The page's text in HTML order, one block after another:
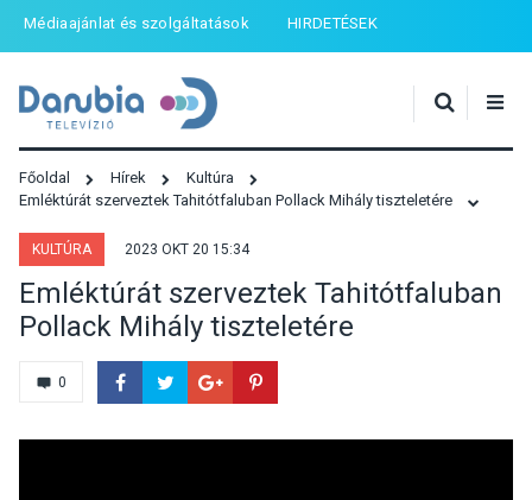
Médiaajánlat és szolgáltatások HIRDETÉSEK
Főoldal Hírek
Kultúra
Emléktúrát szerveztek Tahitótfaluban Pollack Mihály tiszteletére
KULTÚRA 2023 OKT 20 15:34
Emléktúrát szerveztek Tahitótfaluban
Pollack Mihály tiszteletére
0